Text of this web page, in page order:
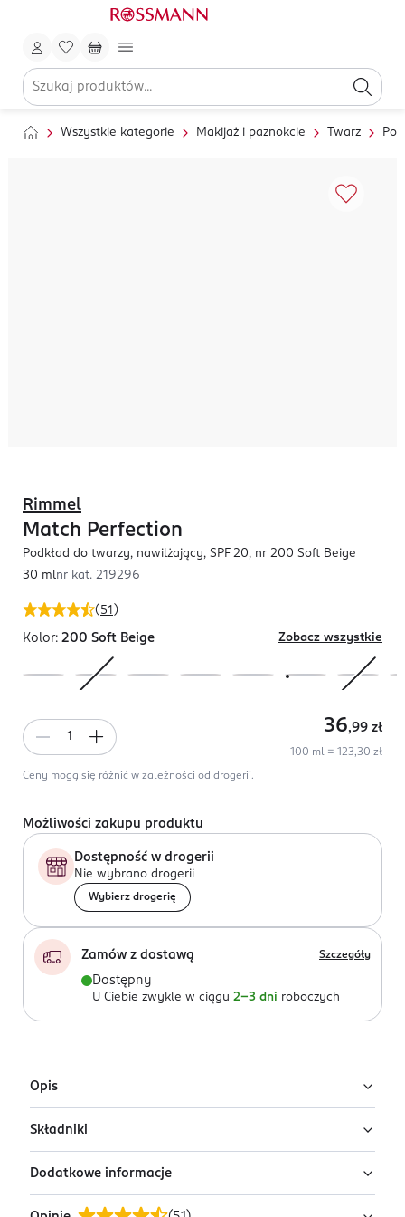
Wszystkie kategorie Makijaż i paznokcie Twarz
( 51 )
Rimmel
Match Perfection
Podkład do twarzy, nawilżający, SPF 20, nr 200 Soft Beige
30 mlnr kat. 219296
Kolor: 200 Soft Beige Zobacz wszystkie
36,99 zł
100 ml = 123,30 zł
Ceny mogą się różnić w zależności od drogerii.
Możliwości zakupu produktu
Dostępność w drogerii
Nie wybrano drogerii
Wybierz drogerię
Zamów z dostawą Szczegóły
Dostępny
U Ciebie zwykle w ciągu 2-3 dni roboczych
Opis
Kryjący podkład do twarzy Rimmel Match Perfection w
odcieniu Soft Beige to niewidzialny, korygujący
niedoskonałości podkład, który widocznie udoskonala
skórę i nadaje jej zdrowy wygląd.
Składniki
Polybutene, Hydrogenated Polyisobutene, Paraffinum
Liquidum/Mineral Oil/Huile Minerale, Ethylhexyl
Dodatkowe informacje